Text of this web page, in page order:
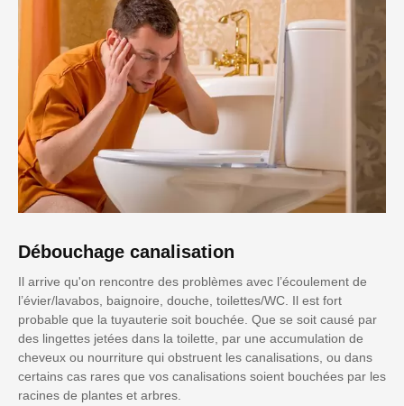
Débouchage canalisation
Il arrive qu'on rencontre des problèmes avec l’écoulement de
l’évier/lavabos, baignoire, douche, toilettes/WC. Il est fort
probable que la tuyauterie soit bouchée. Que se soit causé par
des lingettes jetées dans la toilette, par une accumulation de
cheveux ou nourriture qui obstruent les canalisations, ou dans
certains cas rares que vos canalisations soient bouchées par les
racines de plantes et arbres.